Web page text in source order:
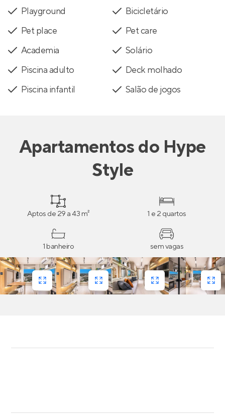
Playground
Bicicletário
Pet place
Pet care
Academia
Solário
Piscina adulto
Deck molhado
Piscina infantil
Salão de jogos
Apartamentosdo Hype
Style
Aptos de 29 a 43 m² 1 e 2 quartos
1 banheiro sem vagas